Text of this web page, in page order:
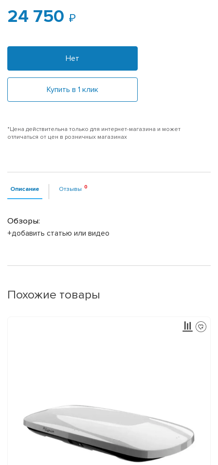
24 750
Нет
Купить в 1 клик
*Цена действительна только для интернет-магазина и может
отличаться от цен в розничных магазинах
Описание Отзывы
Обзоры:
+добавить статью или видео
Похожие товары